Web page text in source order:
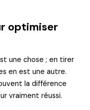
optimiser
une chose ; en tirer
en est une autre.
la différence
vraiment réussi.